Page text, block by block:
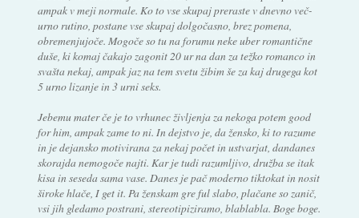
ampak v meji normale. Ko to vse skupaj preraste v dnevno več-
urno rutino, postane vse skupaj dolgočasno, brez pomena,
obremenjujoče. Mogoče so tu na forumu neke uber romantične
duše, ki komaj čakajo zagonit 20 ur na dan za težko romanco in
svašta nekaj, ampak jaz na tem svetu žibim še za kaj drugega kot
5 urno lizanje in 3 urni seks.
Jebemu mater če je to vrhunec življenja za nekoga potem good
for him, ampak zame to ni. In dejstvo je, da žensko, ki to razume
in je dejansko motivirana za nekaj počet in ustvarjat, dandanes
skorajda nemogoče najti. Kar je tudi razumljivo, družba se itak
kisa in seseda sama vase. Danes je pač moderno tiktokat in nosit
široke hlače, I get it. Pa ženskam gre ful slabo, plačane so zanič,
vsi jih gledamo postrani, stereotipiziramo, blablabla. Boge boge.